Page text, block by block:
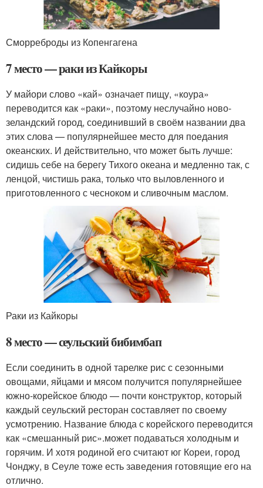
Сморреброды из Копенгагена
7 место — раки из Кайкоры
У майори слово «кай» означает пищу, «коура»
переводится как «раки», поэтому неслучайно ново-
зеландский город, соединивший в своём названии два
этих слова — популярнейшее место для поедания
океанских. И действительно, что может быть лучше:
сидишь себе на берегу Тихого океана и медленно так, с
ленцой, чистишь рака, только что выловленного и
приготовленного с чесноком и сливочным маслом.
Раки из Кайкоры
8 место — сеульский бибимбап
Если соединить в одной тарелке рис с сезонными
овощами, яйцами и мясом получится популярнейшее
южно-корейское блюдо — почти конструктор, который
каждый сеульский ресторан составляет по своему
усмотрению. Название блюда с корейского переводится
как «смешанный рис».может подаваться холодным и
горячим. И хотя родиной его считают юг Кореи, город
Чонджу, в Сеуле тоже есть заведения готовящие его на
отлично.